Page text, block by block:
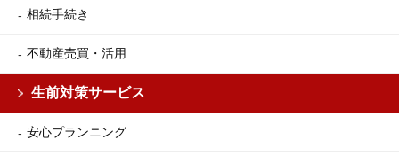
相続手続き
不動産売買・活用
生前対策サービス
安心プランニング